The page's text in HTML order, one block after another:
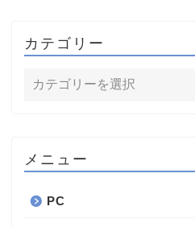
カテゴリー
メニュー
PC